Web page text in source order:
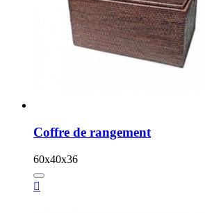
Coffre de rangement
60x40x36
